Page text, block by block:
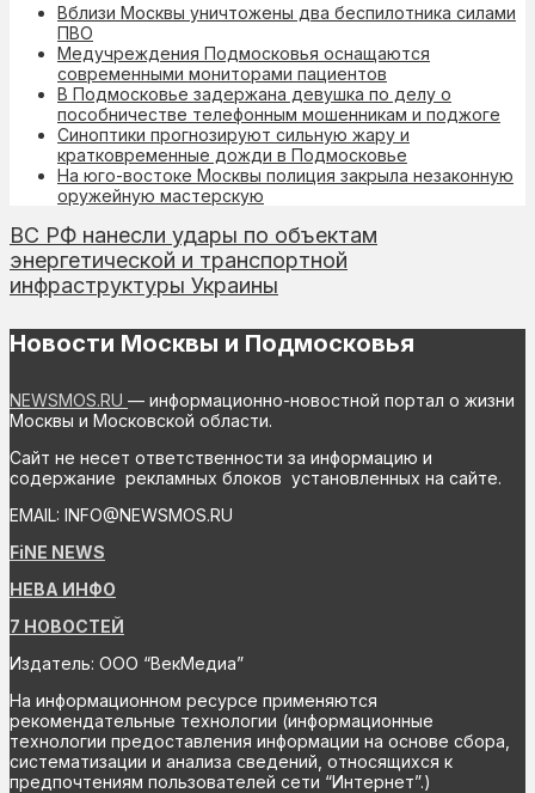
Вблизи Москвы уничтожены два беспилотника силами
ПВО
Медучреждения Подмосковья оснащаются
современными мониторами пациентов
В Подмосковье задержана девушка по делу о
пособничестве телефонным мошенникам и поджоге
Синоптики прогнозируют сильную жару и
кратковременные дожди в Подмосковье
На юго-востоке Москвы полиция закрыла незаконную
оружейную мастерскую
ВС РФ нанесли удары по объектам
энергетической и транспортной
инфраструктуры Украины
Новости Москвы и Подмосковья
NEWSMOS.RU — информационно-новостной портал о жизни
Москвы и Московской области.
Сайт не несет ответственности за информацию и
содержание рекламных блоков установленных на сайте.
EMAIL: INFO@NEWSMOS.RU
FiNE NEWS
НЕВА ИНФО
7 НОВОСТЕЙ
Издатель: ООО “ВекМедиа”
На информационном ресурсе применяются
рекомендательные технологии (информационные
технологии предоставления информации на основе сбора,
систематизации и анализа сведений, относящихся к
предпочтениям пользователей сети “Интернет”.)